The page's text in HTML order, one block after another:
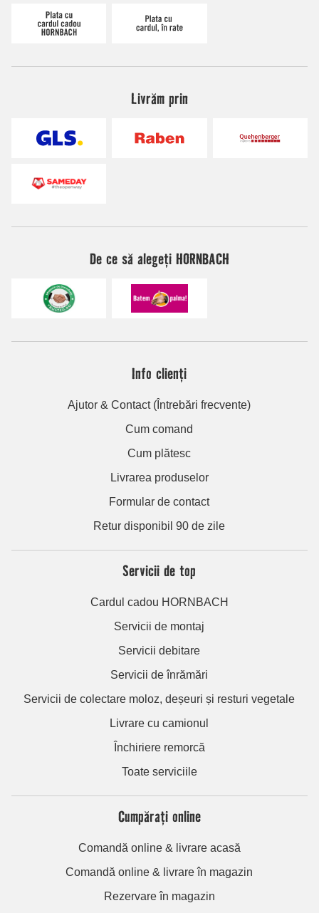
Livrăm prin
De ce să alegeți HORNBACH
Info clienți
Ajutor & Contact (Întrebări frecvente)
Cum comand
Cum plătesc
Livrarea produselor
Formular de contact
Retur disponibil 90 de zile
Servicii de top
Cardul cadou HORNBACH
Servicii de montaj
Servicii debitare
Servicii de înrămări
Servicii de colectare moloz, deșeuri și resturi vegetale
Livrare cu camionul
Închiriere remorcă
Toate serviciile
Cumpărați online
Comandă online & livrare acasă
Comandă online & livrare în magazin
Rezervare în magazin